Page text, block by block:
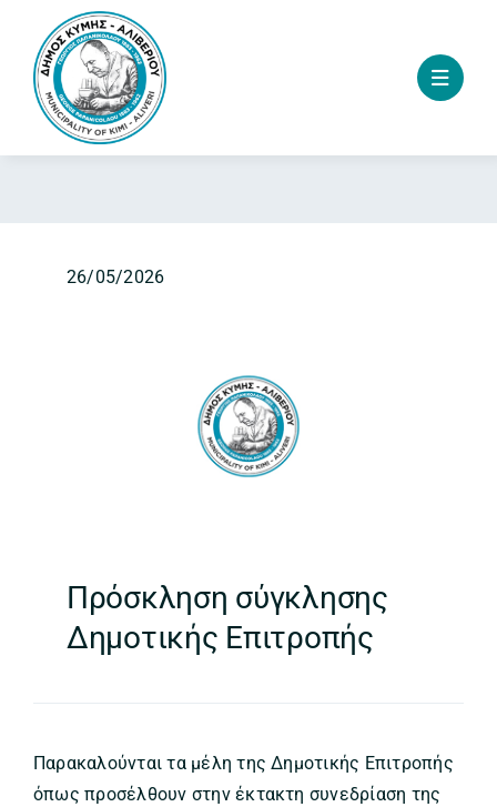
content
26/05/2026
Πρόσκληση σύγκλησης
Δημοτικής Επιτροπής
Παρακαλούνται τα μέλη της Δημοτικής Επιτροπής
όπως προσέλθουν στην έκτακτη συνεδρίαση της